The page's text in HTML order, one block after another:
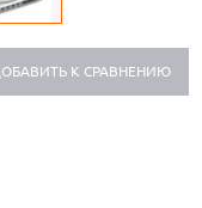
К СРАВНЕНИЮ